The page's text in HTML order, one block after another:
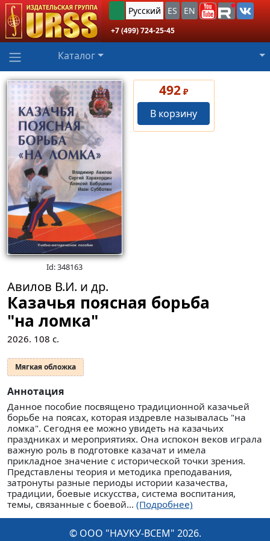
Русский ES EN
+7 (499) 724-25-45
Каталог
Id: 348163
492 ₽
В корзину
Авилов В.И. и др.
Казачья поясная борьба
"на ломка"
2026. 108 с.
Мягкая обложка
Аннотация
Данное пособие посвящено традиционной казачьей
борьбе на поясах, которая издревле называлась "на
ломка". Сегодня ее можно увидеть на казачьих
праздниках и мероприятиях. Она испокон веков играла
важную роль в подготовке казачат и имела
прикладное значение с исторической точки зрения.
Представлены теория и методика преподавания,
затронуты разные периоды истории казачества,
традиции, боевые искусства, система воспитания,
темы, связанные с боевой... (Подробнее)
© ООО "НАУКУ-ВСЕМ" 2026.